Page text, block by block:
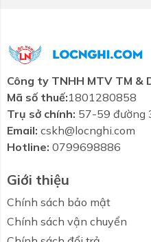
Công ty TNHH MTV TM &
Mã số thuế:1801280858
Trụ sở chính: 57-59 đường
Email: cskh@locnghi.com
Hotline: 0799698886
Giới thiệu
Chính sách bảo mật
Chính sách vận chuyển